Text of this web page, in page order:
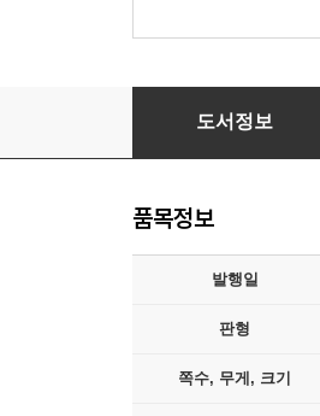
담장 너머 버베나
도서정보
품목정보
발행일
판형
쪽수, 무게, 크기